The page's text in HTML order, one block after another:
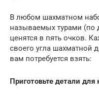
В любом шахматном
называемых турами (по
ценятся в пять очков.
своего угла шахматной
вам потребуется взять:
Приготовьте детали для